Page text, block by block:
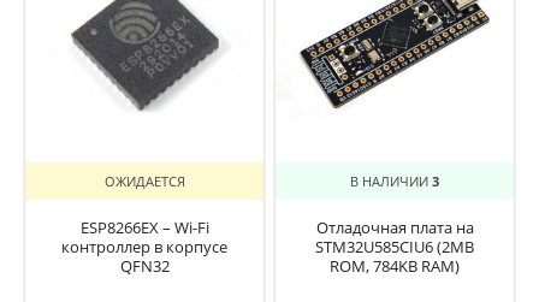
ОЖИДАЕТСЯ
ESP8266EX – Wi-Fi
контроллер в корпусе
QFN32
В НАЛИЧИИ 3
Отладочная плата на
STM32U585CIU6 (2MB
ROM, 784KB RAM)